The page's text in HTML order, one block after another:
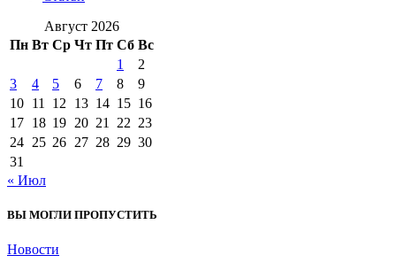
Август 2026
Пн Вт Ср Чт Пт Сб Вс
1
2
3
4 5 6 7 8
9
10 11 12 13 14 15 16
17 18 19 20 21 22 23
24 25 26 27 28 29 30
31
« Июл
ВЫ МОГЛИ ПРОПУСТИТЬ
Новости